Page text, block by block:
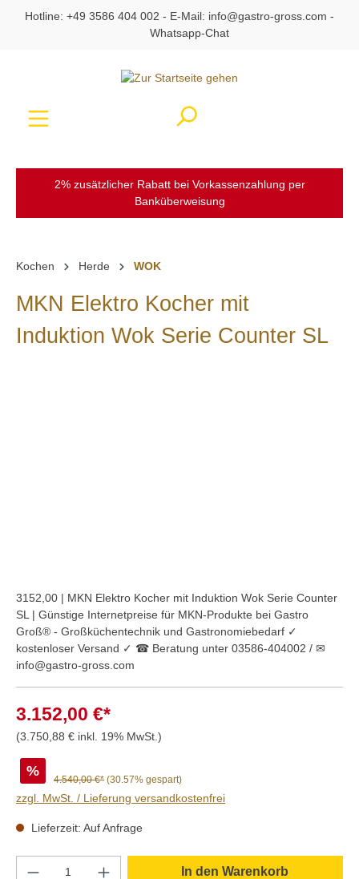
springen
Hotline: +49 3586 404 002 - E-Mail: info@gastro-gross.com -
Whatsapp-Chat
2% zusätzlicher Rabatt bei Vorkassenzahlung per
Banküberweisung
Kochen Herde WOK
MKN Elektro Kocher mit
Induktion Wok Serie Counter SL
3152,00 | MKN Elektro Kocher mit Induktion Wok Serie Counter
SL | Günstige Internetpreise für MKN-Produkte bei Gastro
Groß® - Großküchentechnik und Gastronomiebedarf ✓
kostenloser Versand ✓ ☎ Beratung unter 03586-404002 / ✉
info@gastro-gross.com
3.152,00 €*
(3.750,88 € inkl. 19% MwSt.)
%
4.540,00 €* (30.57% gespart)
zzgl. MwSt. / Lieferung versandkostenfrei
Lieferzeit: Auf Anfrage
Produkt Anzahl: Gib den gewünschten
In den Warenkorb